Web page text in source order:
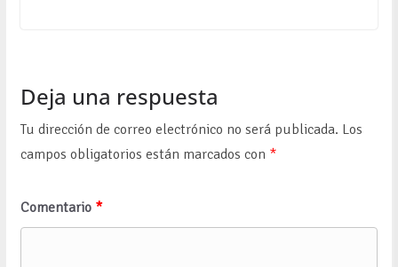
Deja una respuesta
Tu dirección de correo electrónico no será publicada. Los
campos obligatorios están marcados con *
Comentario *